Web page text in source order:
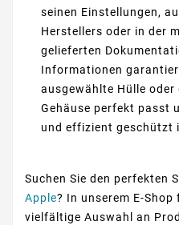
seinen Einstellungen,
Herstellers oder in der
gelieferten
Informationen
ausgewählte Hülle
Gehäuse perfekt passt
und effizient geschützt
Suchen Sie den perfekten
Apple? In unserem E-Shop
vielfältige Auswahl an